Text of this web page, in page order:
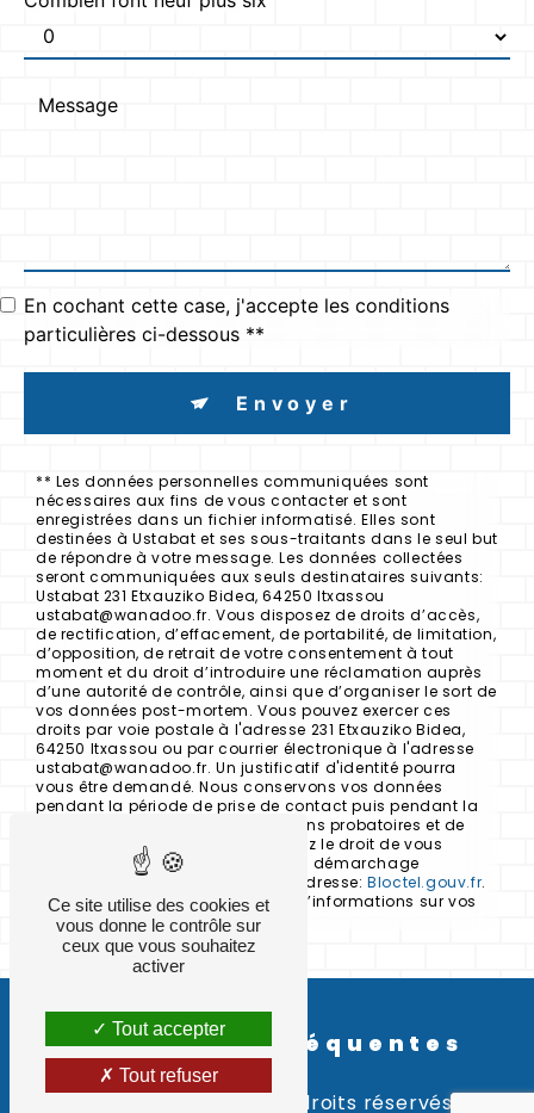
En cochant cette case, j'accepte les conditions
particulières ci-dessous **
Envoyer
** Les données personnelles communiquées sont
nécessaires aux fins de vous contacter et sont
enregistrées dans un fichier informatisé. Elles sont
destinées à Ustabat et ses sous-traitants dans le seul but
de répondre à votre message. Les données collectées
seront communiquées aux seuls destinataires suivants:
Ustabat 231 Etxauziko Bidea, 64250 Itxassou
ustabat@wanadoo.fr. Vous disposez de droits d’accès,
de rectification, d’effacement, de portabilité, de limitation,
d’opposition, de retrait de votre consentement à tout
moment et du droit d’introduire une réclamation auprès
d’une autorité de contrôle, ainsi que d’organiser le sort de
vos données post-mortem. Vous pouvez exercer ces
droits par voie postale à l'adresse 231 Etxauziko Bidea,
64250 Itxassou ou par courrier électronique à l'adresse
ustabat@wanadoo.fr. Un justificatif d'identité pourra
vous être demandé. Nous conservons vos données
pendant la période de prise de contact puis pendant la
durée de prescription légale aux fins probatoires et de
gestion des contentieux. Vous avez le droit de vous
inscrire sur la liste d'opposition au démarchage
téléphonique, disponible à cette adresse:Bloctel.gouv.fr.
Consultez le site cnil.fr pour plus d’informations sur vos
droits.
Recherches fréquentes
- 2026 - Tous droits réservés -
Ce site utilise des cookies et
vous donne le contrôle sur
ceux que vous souhaitez
activer
Tout accepter
Tout refuser